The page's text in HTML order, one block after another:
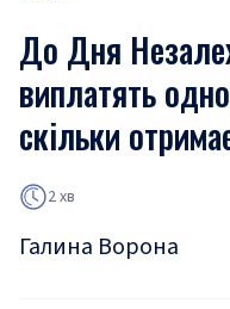
До Дня
виплатять
скільки
2 хв
Галина Ворона